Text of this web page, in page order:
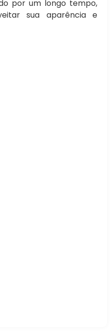
por um longo tempo,
sua aparência e